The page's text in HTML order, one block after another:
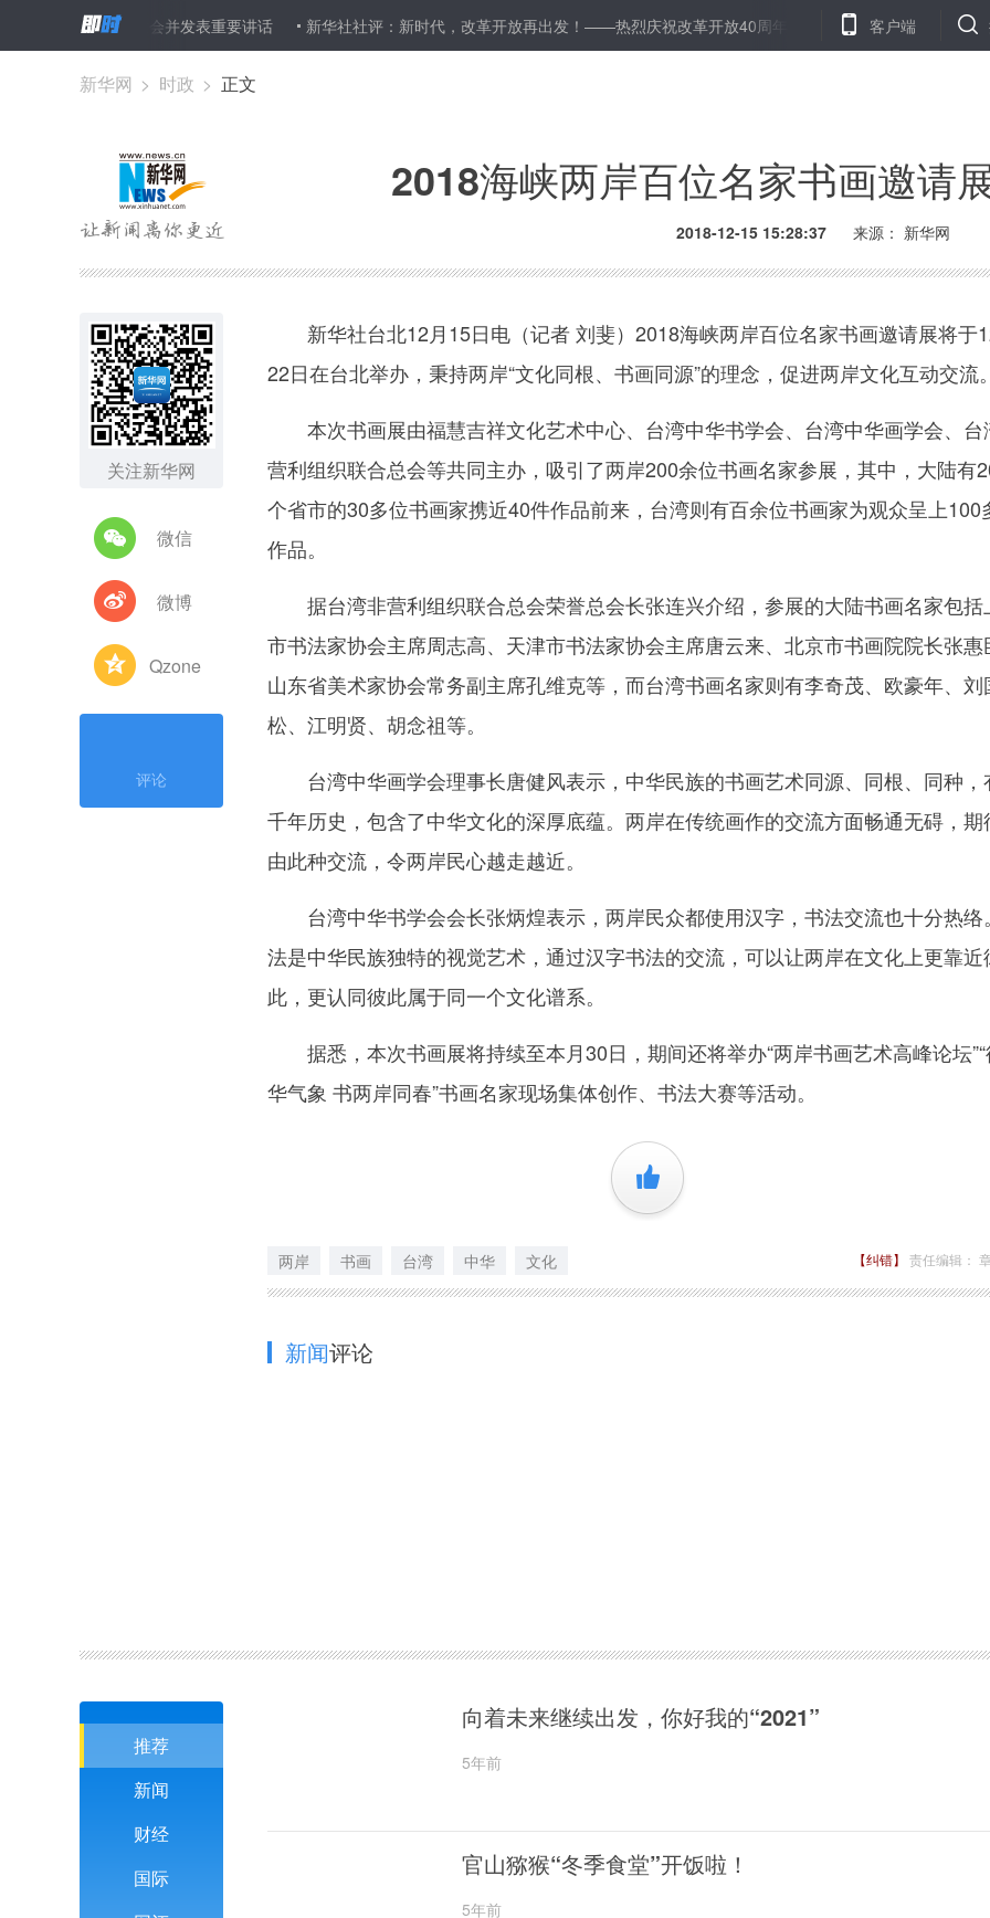
平将出席大会并发表重要讲话 新华社社评：新时代，改革开放再出发！——热烈庆祝改革开放40周年 共享单车退押金，就别“看人下菜
客户端
新华网 > 时政 > 正文
2018海峡两岸百位名家书画邀请
2018-12-15 15:28:37 来源： 新华网
关注新华网
微信
微博
Qzone
评论
新华社台北12月15日电（记者 刘斐）2018海峡两岸百位名家书画邀请展将于
22日在台北举办，秉持两岸“文化同根、书画同源”的理念，促进两岸文化互动交流。
本次书画展由福慧吉祥文化艺术中心、台湾中华书学会、台湾中华画学会、台
营利组织联合总会等共同主办，吸引了两岸200余位书画名家参展，其中，大陆有
个省市的30多位书画家携近40件作品前来，台湾则有百余位书画家为观众呈上100
作品。
据台湾非营利组织联合总会荣誉总会长张连兴介绍，参展的大陆书画名家包括
市书法家协会主席周志高、天津市书法家协会主席唐云来、北京市书画院院长张惠
山东省美术家协会常务副主席孔维克等，而台湾书画名家则有李奇茂、欧豪年、刘
松、江明贤、胡念祖等。
台湾中华画学会理事长唐健风表示，中华民族的书画艺术同源、同根、同种，
千年历史，包含了中华文化的深厚底蕴。两岸在传统画作的交流方面畅通无碍，期
由此种交流，令两岸民心越走越近。
台湾中华书学会会长张炳煌表示，两岸民众都使用汉字，书法交流也十分热络
法是中华民族独特的视觉艺术，通过汉字书法的交流，可以让两岸在文化上更靠近
此，更认同彼此属于同一个文化谱系。
据悉，本次书画展将持续至本月30日，期间还将举办“两岸书画艺术高峰论坛”“
华气象 书两岸同春”书画名家现场集体创作、书法大赛等活动。
+1
两岸 书画 台湾 中华 文化 【纠错】 责任编辑：
新闻评论
推荐
新闻
财经
国际
向着未来继续出发，你好我的“2021”
5年前
官山猕猴“冬季食堂”开饭啦！
5年前